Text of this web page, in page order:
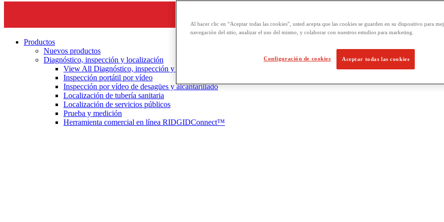
Productos
Nuevos productos
Diagnóstico, inspección y localización
View All Diagnóstico, inspección y localización
Inspección portátil por vídeo
Inspección por vídeo de desagües y alcantarillado
Localización de tubería sanitaria
Localización de servicios públicos
Prueba y medición
Herramienta comercial en línea RIDGIDConnect™
Al hacer clic en “Aceptar todas las cookies”, usted acepta que las cookies se guarden en su dispositivo para
navegación del sitio, analizar el uso del mismo, y colaborar con nuestros estudios para marketing.
Configuración de cookies Aceptar todas las cookies